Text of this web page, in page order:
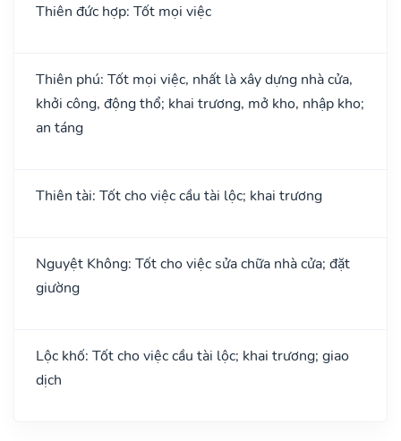
Thiên đức hợp: Tốt mọi việc
Thiên phú: Tốt mọi việc, nhất là xây dựng nhà cửa,
khởi công, động thổ; khai trương, mở kho, nhập kho;
an táng
Thiên tài: Tốt cho việc cầu tài lộc; khai trương
Nguyệt Không: Tốt cho việc sửa chữa nhà cửa; đặt
giường
Lộc khố: Tốt cho việc cầu tài lộc; khai trương; giao
dịch